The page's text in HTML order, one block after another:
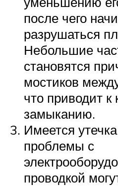
после чего
разрушаться
Небольшие
становятся
мостиков
что приводит к
замыканию.
Имеется
проблемы с
проводкой